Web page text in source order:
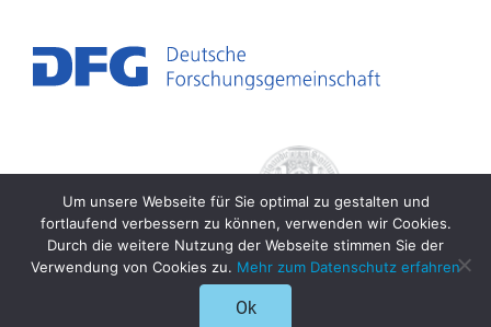
© 2021 SFB 1160 - IMPATH
Um unsere Webseite für Sie optimal zu gestalten und
fortlaufend verbessern zu können, verwenden wir Cookies.
Durch die weitere Nutzung der Webseite stimmen Sie der
Verwendung von Cookies zu. Mehr zum Datenschutz erfahren
Ok